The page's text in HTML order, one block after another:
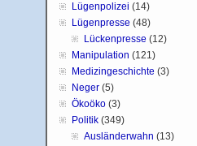
Lügenpolizei (14)
Lügenpresse (48)
Lückenpresse (12)
Manipulation (121)
Medizingeschichte (3)
Neger (5)
Ökoöko (3)
Politik (349)
Ausländerwahn (13)